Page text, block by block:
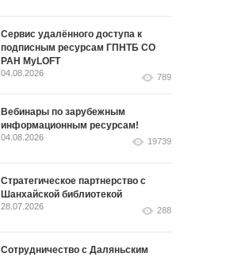
Сервис удалённого доступа к
подписным ресурсам ГПНТБ СО
РАН MyLOFT
04.08.2026 789
Вебинары по зарубежным
информационным ресурсам!
04.08.2026 19739
Стратегическое партнерство с
Шанхайской библиотекой
28.07.2026 288
Сотрудничество с Даляньским